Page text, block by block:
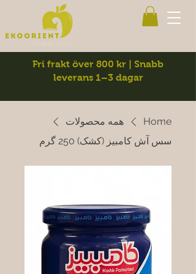
Fri frakt över 800 kr | Snabb
leverans 1–3 dagar
Home
همه محصولات
سس آش کامبیز (کشک) 250 گرم